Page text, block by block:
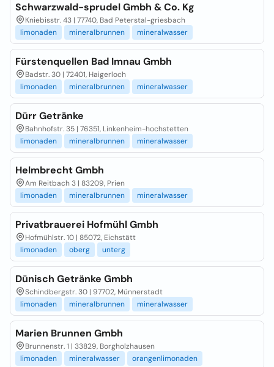
Schwarzwald-sprudel Gmbh & Co. Kg
Kniebisstr. 43 | 77740, Bad Peterstal-griesbach
limonaden
mineralbrunnen mineralwasser
Fürstenquellen Bad Imnau Gmbh
Badstr. 30 | 72401, Haigerloch
limonaden
mineralbrunnen mineralwasser
Dürr Getränke
Bahnhofstr. 35 | 76351, Linkenheim-hochstetten
limonaden
mineralbrunnen mineralwasser
Helmbrecht Gmbh
Am Reitbach 3 | 83209, Prien
limonaden
mineralbrunnen mineralwasser
Privatbrauerei Hofmühl Gmbh
Hofmühlstr. 10 | 85072, Eichstätt
limonaden
oberg unterg
Dünisch Getränke Gmbh
Schindbergstr. 30 | 97702, Münnerstadt
limonaden
mineralbrunnen mineralwasser
Marien Brunnen Gmbh
Brunnenstr. 1 | 33829, Borgholzhausen
limonaden
mineralwasser orangenlimonaden